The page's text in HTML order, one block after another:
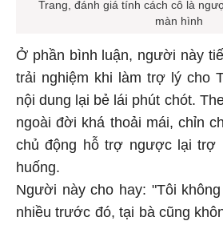
Trang, đánh giá tính cách cô là
màn hình
Ở phần bình luận, người này
trải nghiệm khi làm trợ lý cho
nội dung lại bẻ lái phút chót.
ngoài đời khá thoải mái, chỉn
chủ động hỗ trợ ngược lại trợ
huống.
Người này cho hay: "Tôi
nhiều trước đó, tại bà cũng